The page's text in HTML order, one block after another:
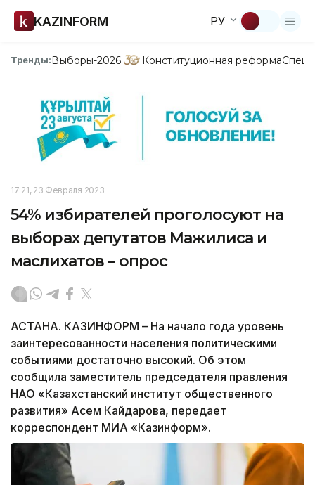
KAZINFORM РУ
Тренды:Выборы-2026 Конституционная реформа
17:21, 23 Февраля 2023
54% избирателей проголосуют на
выборах депутатов Мажилиса и
маслихатов – опрос
АСТАНА. КАЗИНФОРМ – На начало года уровень
заинтересованности населения политическими
событиями достаточно высокий. Об этом
сообщила заместитель председателя правления
НАО «Казахстанский институт общественного
развития» Асем Кайдарова, передает
корреспондент МИА «Казинформ».